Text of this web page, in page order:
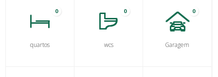
0
quartos
0
wcs
0
Garagem